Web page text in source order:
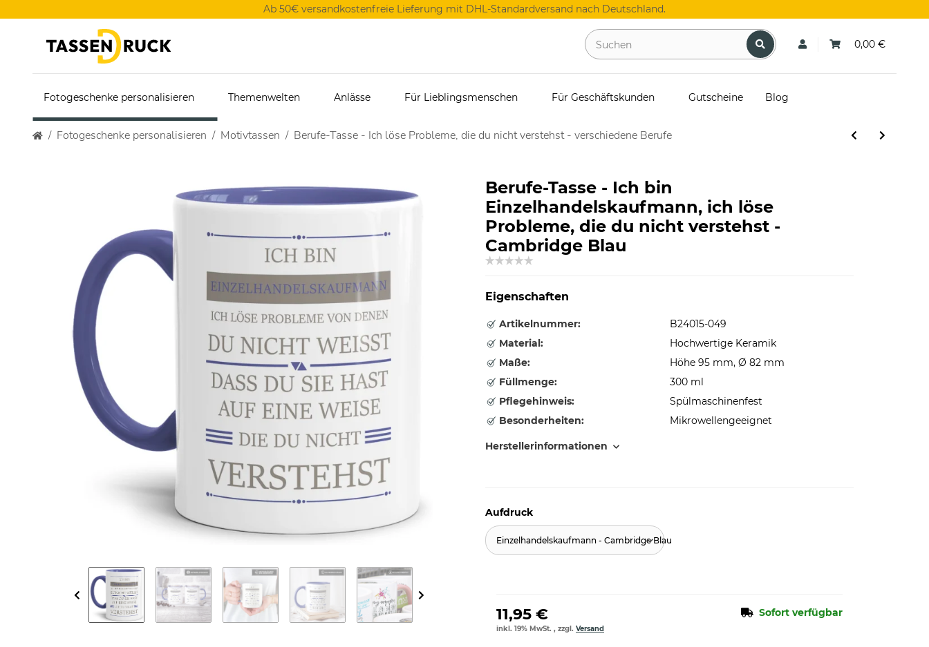
Ab 50€ versandkostenfreie Lieferung mit DHL-Standardversand nach Deutschland.
0,00 €
Fotogeschenke personalisieren Themenwelten Anlässe Für Lieblingsmenschen Für Geschäftskunden Gutscheine Blog
Fotogeschenke personalisieren Motivtassen Berufe-Tasse - Ich löse Probleme, die du nicht verstehst - verschiedene Berufe
Berufe-Tasse - Ich bin
Einzelhandelskaufmann, ich löse
Probleme, die du nicht verstehst -
Cambridge Blau
Eigenschaften
Artikelnummer:
B24015-049
Material:
Hochwertige Keramik
Maße:
Höhe 95 mm, Ø 82 mm
Füllmenge:
300 ml
Pflegehinweis:
Spülmaschinenfest
Besonderheiten:
Mikrowellengeeignet
Herstellerinformationen
Aufdruck
Einzelhandelskaufmann - Cambridge Blau
11,95 € Sofort verfügbar
inkl. 19% MwSt. , zzgl. Versand